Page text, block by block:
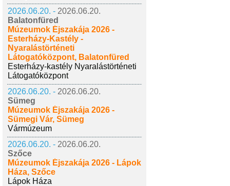
2026.06.20. - 2026.06.20.
Balatonfüred
Múzeumok Éjszakája 2026 -
Esterházy-Kastély -
Nyaralástörténeti
Látogatóközpont, Balatonfüred
Esterházy-kastély Nyaralástörténeti
Látogatóközpont
2026.06.20. - 2026.06.20.
Sümeg
Múzeumok Éjszakája 2026 -
Sümegi Vár, Sümeg
Vármúzeum
2026.06.20. - 2026.06.20.
Szőce
Múzeumok Éjszakája 2026 - Lápok
Háza, Szőce
Lápok Háza